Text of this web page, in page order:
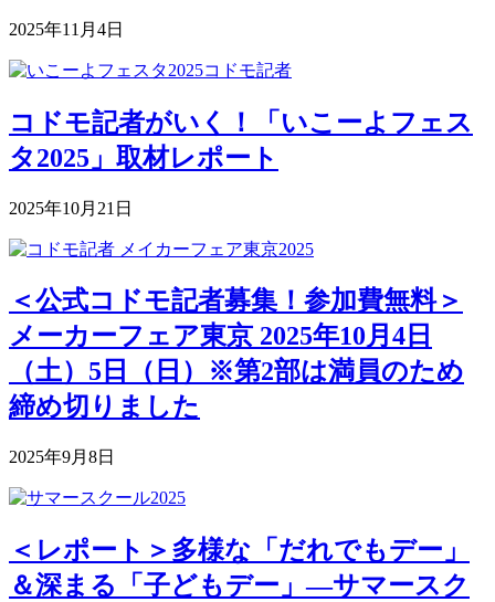
2025年11月4日
コドモ記者がいく！「いこーよフェス
タ2025」取材レポート
2025年10月21日
＜公式コドモ記者募集！参加費無料＞
メーカーフェア東京 2025年10月4日
（土）5日（日）※第2部は満員のため
締め切りました
2025年9月8日
＜レポート＞多様な「だれでもデー」
＆深まる「子どもデー」―サマースク